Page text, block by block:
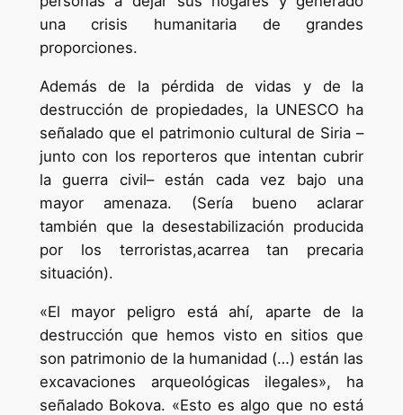
una crisis humanitaria de grandes
proporciones.
Además de la pérdida de vidas y de la
destrucción de propiedades, la UNESCO ha
señalado que el patrimonio cultural de Siria –
junto con los reporteros que intentan cubrir
la guerra civil– están cada vez bajo una
mayor amenaza. (Sería bueno aclarar
también que la desestabilización producida
por los terroristas,acarrea tan precaria
situación).
«El mayor peligro está ahí, aparte de la
destrucción que hemos visto en sitios que
son patrimonio de la humanidad (…) están las
excavaciones arqueológicas ilegales», ha
señalado Bokova. «Esto es algo que no está